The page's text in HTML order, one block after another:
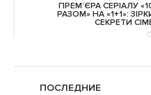
ПРЕМ’ЄРА СЕРІАЛУ
РАЗОМ» НА «1+1»:
СЕКРЕТИ
ПОСЛЕДНИЕ